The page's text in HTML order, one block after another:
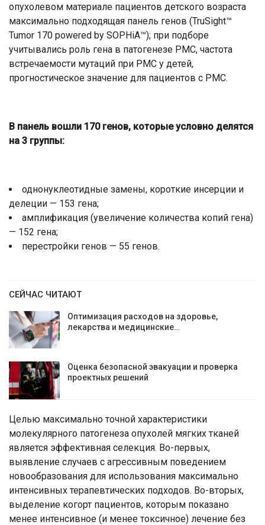
опухолевом материале пациентов детского возраста
максимально подходящая панель генов (TruSight™️
Tumor 170 powered by SOPHiA™️); при подборе
учитывались роль гена в патогенезе РМС, частота
встречаемости мутаций при РМС у детей,
прогностическое значение для пациентов с РМС.
В панель вошли 170 генов, которые условно делятся
на 3 группы:
однонуклеотидные замены, короткие инсерции и
делеции — 153 гена;
амплификация (увеличение количества копий гена)
— 152 гена;
перестройки генов — 55 генов.
СЕЙЧАС ЧИТАЮТ
Оптимизация расходов на здоровье,
лекарства и медицинские…
Оценка безопасной эвакуации и проверка
проектных решений
Целью максимально точной характеристики
молекулярного патогенеза опухолей мягких тканей
является эффективная селекция. Во-первых,
выявление случаев с агрессивным поведением
новообразования для использования максимально
интенсивных терапевтических подходов. Во-вторых,
выделение когорт пациентов, которым показано
менее интенсивное (и менее токсичное) лечение без